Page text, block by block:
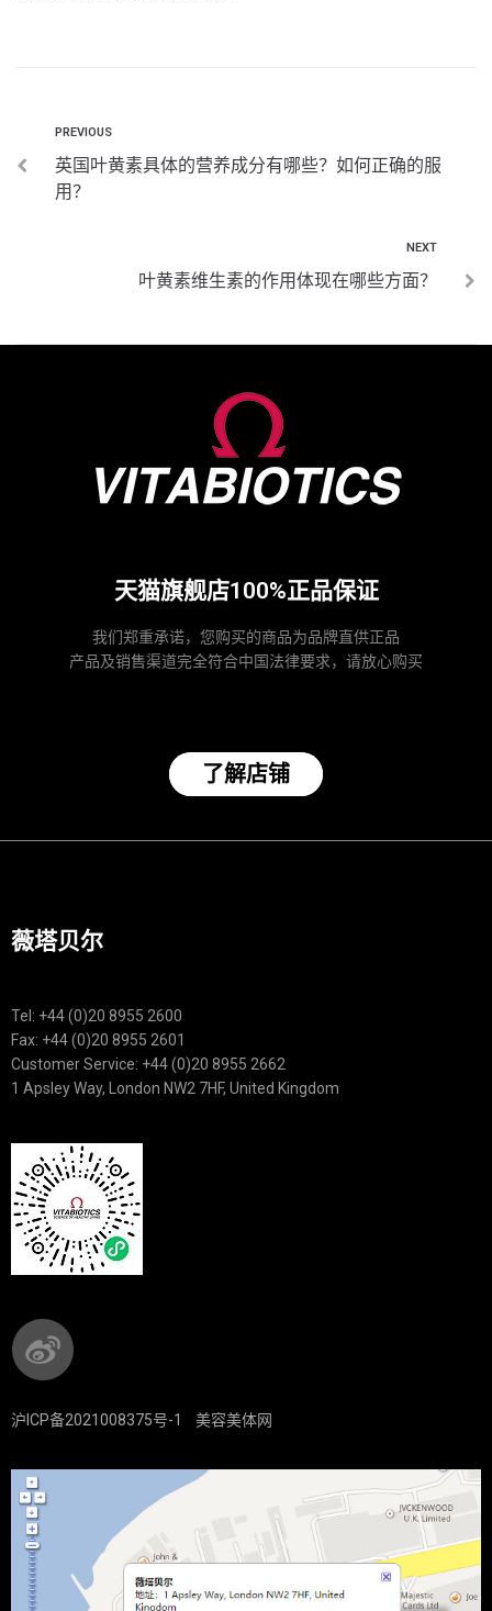
PREVIOUS
英国叶黄素具体的营养成分有哪些？如何正确的服
用？
NEXT
叶黄素维生素的作用体现在哪些方面？
天猫旗舰店100%正品保证
我们郑重承诺，您购买的商品为品牌直供正品
产品及销售渠道完全符合中国法律要求，请放心购买
了解店铺
薇塔贝尔
Tel: +44 (0)20 8955 2600
Fax: +44 (0)20 8955 2601
Customer Service: +44 (0)20 8955 2662
1 Apsley Way, London NW2 7HF, United Kingdom
沪ICP备2021008375号-1 美容美体网